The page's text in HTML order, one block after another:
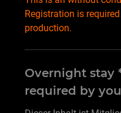
Registration is
production.
Overnight stay
required by